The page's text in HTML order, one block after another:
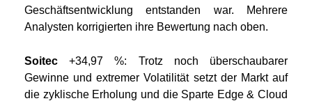
Geschäftsentwicklung entstanden war. Mehrere
Analysten korrigierten ihre Bewertung nach oben.
Soitec+34,97 %: Trotz noch überschaubarer
Gewinne und extremer Volatilität setzt der Markt auf
die zyklische Erholung und die Sparte Edge & Cloud